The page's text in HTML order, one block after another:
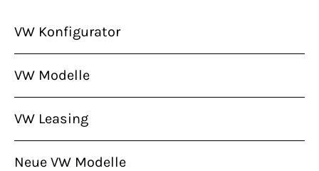
VW Konfigurator
VW Modelle
VW Leasing
Neue VW Modelle